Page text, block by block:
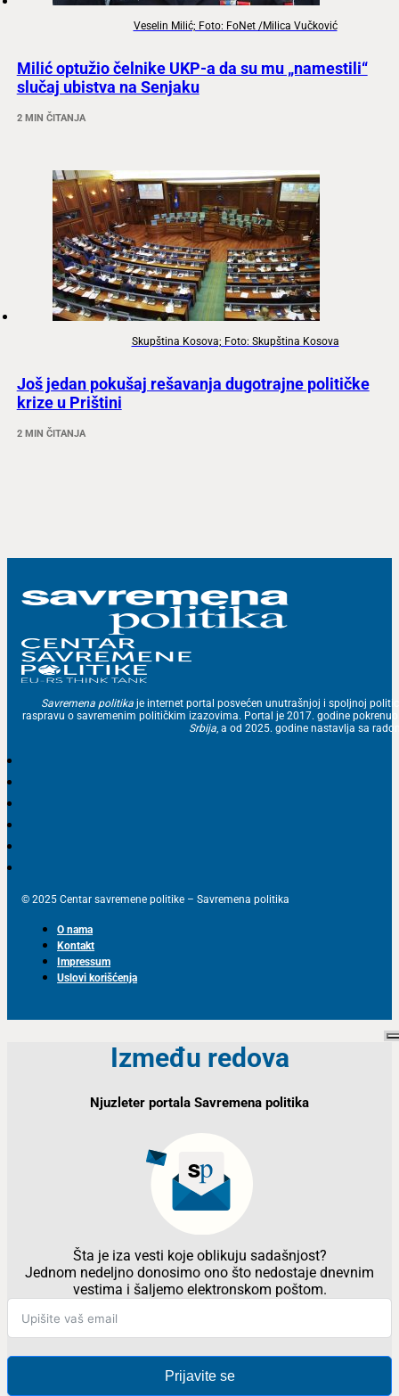
Veselin Milić; Foto: FoNet /Milica Vučković
Milić optužio čelnike UKP-a da su mu „namestili“
slučaj ubistva na Senjaku
2 MIN ČITANJA
Skupština Kosova; Foto: Skupština Kosova
Još jedan pokušaj rešavanja dugotrajne političke
krize u Prištini
2 MIN ČITANJA
Savremena politika je internet portal posvećen unutrašnjoj i spoljnoj
raspravu o savremenim političkim izazovima. Portal je 2017. godine
Srbija, a od 2025. godine nastavlja sa
© 2025 Centar savremene politike – Savremena politika
O nama
Kontakt
Impressum
Uslovi korišćenja
Između redova
Njuzleter portala Savremena politika
Šta je iza vesti koje oblikuju sadašnjost?
Jednom nedeljno donosimo ono što nedostaje dnevnim
vestima i šaljemo elektronskom poštom.
Prijavite se